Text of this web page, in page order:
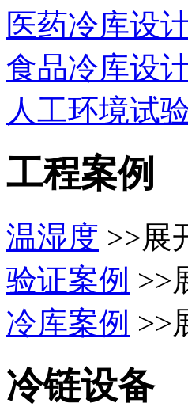
医药冷库设
食品冷库设
人工环境试
工程案例
温湿度 >>展
验证案例 >>
冷库案例 >>
冷链设备